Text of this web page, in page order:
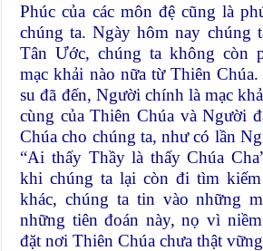
Phúc của các môn đệ cũng là
chúng ta. Ngày hôm nay chúng
Tân Ước, chúng ta không còn
mạc khải nào nữa từ Thiên
su đã đến, Người chính là mạc
cùng của Thiên Chúa và Người
Chúa cho chúng ta, như có lần
“Ai thấy Thầy là thấy Chúa
khi chúng ta lại còn đi tìm
khác, chúng ta tin vào những
những tiên đoán này, nọ vì
đặt nơi Thiên Chúa chưa thật